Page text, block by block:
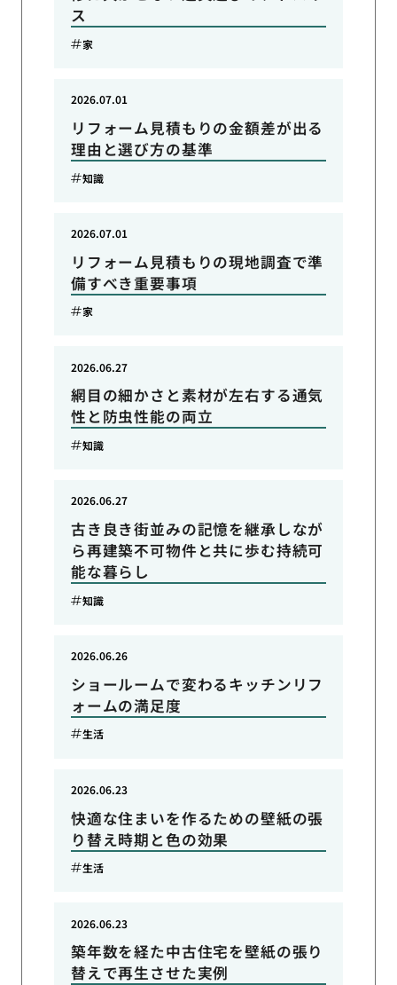
ス
家
リフォーム見積もりの金額差が出る
理由と選び方の基準
2026.07.01
知識
リフォーム見積もりの現地調査で準
備すべき重要事項
2026.07.01
家
網目の細かさと素材が左右する通気
性と防虫性能の両立
2026.06.27
知識
古き良き街並みの記憶を継承しなが
ら再建築不可物件と共に歩む持続可
能な暮らし
2026.06.27
知識
ショールームで変わるキッチンリフ
ォームの満足度
2026.06.26
生活
快適な住まいを作るための壁紙の張
り替え時期と色の効果
2026.06.23
生活
築年数を経た中古住宅を壁紙の張り
替えで再生させた実例
2026.06.23